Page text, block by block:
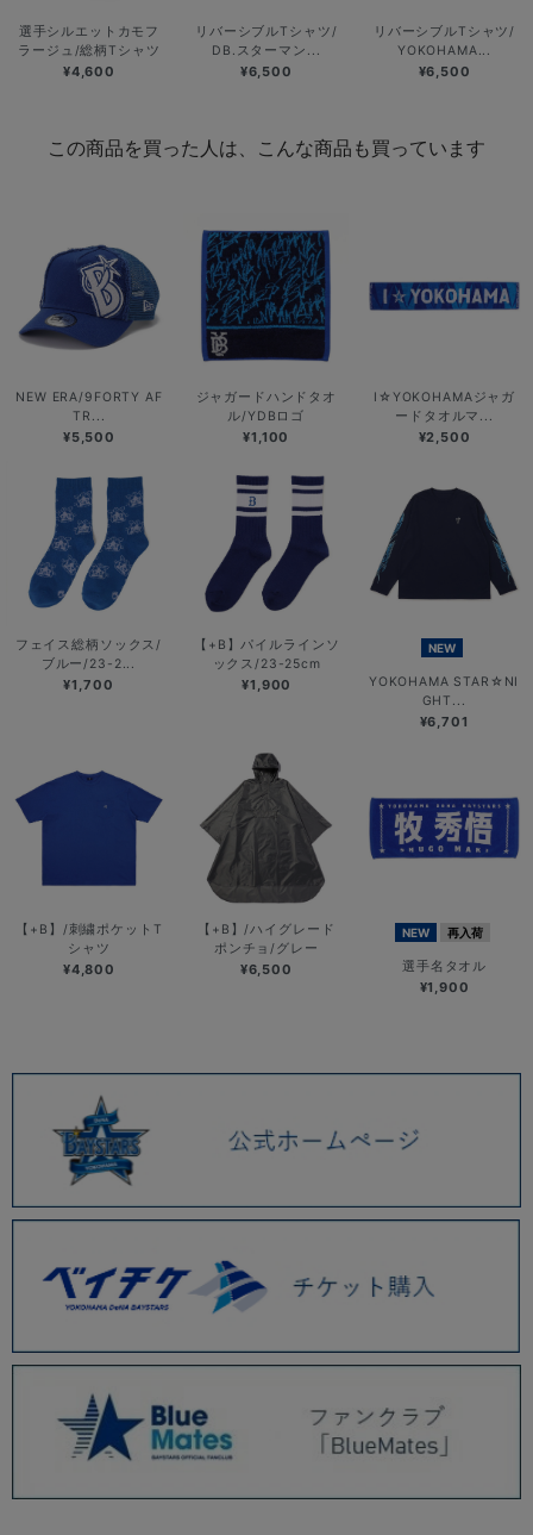
選手シルエットカモフ
ラージュ/総柄Tシャツ
¥4,600
リバーシブルTシャツ/
DB.スターマン...
¥6,500
リバーシブルTシャツ/
YOKOHAMA...
¥6,500
この商品を買った人は、こんな商品も買っています
NEW ERA/9FORTY AF
TR...
¥5,500
ジャガードハンドタオ
ル/YDBロゴ
¥1,100
I☆YOKOHAMAジャガ
ードタオルマ...
¥2,500
フェイス総柄ソックス/
ブルー/23-2...
¥1,700
【+B】パイルラインソ
ックス/23-25cm
¥1,900
NEW
YOKOHAMA STAR☆NI
GHT...
¥6,701
【+B】/刺繍ポケットT
シャツ
¥4,800
【+B】/ハイグレード
ポンチョ/グレー
¥6,500
NEW 再入荷
選手名タオル
¥1,900